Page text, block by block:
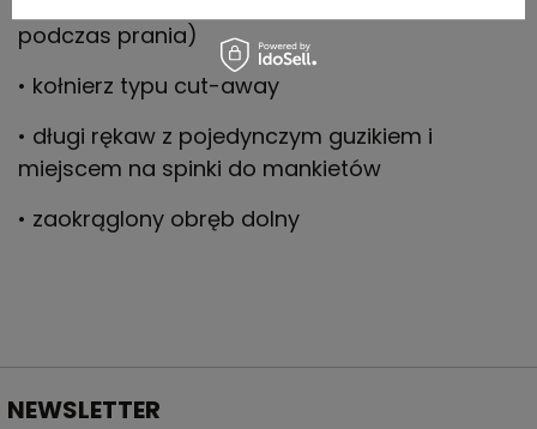
podczas prania)
• kołnierz typu cut-away
• długi rękaw z pojedynczym guzikiem i
miejscem na spinki do mankietów
• zaokrąglony obręb dolny
NEWSLETTER